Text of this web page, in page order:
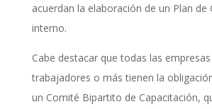
acuerdan la elaboración de un Plan de
interno.
Cabe destacar que todas las
trabajadores o más tienen la
un Comité Bipartito de Capacitación,